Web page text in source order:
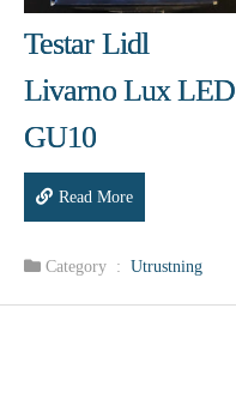
Testar Lidl
Livarno Lux LED
GU10
Read More
Category : Utrustning